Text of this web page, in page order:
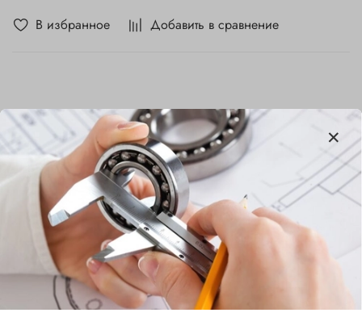
В избранное Добавить в сравнение
Характеристики
Бренд
Внутренний диаметр d, мм
85
Наружный диаметр D, мм